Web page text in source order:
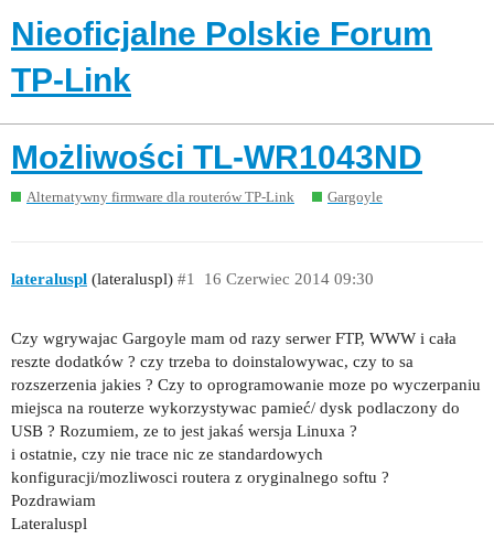
Nieoficjalne Polskie Forum
TP-Link
Możliwości TL-WR1043ND
Alternatywny firmware dla routerów TP-Link Gargoyle
lateraluspl (lateraluspl) 16 Czerwiec 2014 09:30
#1
Czy wgrywajac Gargoyle mam od razy serwer FTP, WWW i cała
reszte dodatków ? czy trzeba to doinstalowywac, czy to sa
rozszerzenia jakies ? Czy to oprogramowanie moze po wyczerpaniu
miejsca na routerze wykorzystywac pamieć/ dysk podlaczony do
USB ? Rozumiem, ze to jest jakaś wersja Linuxa ?
i ostatnie, czy nie trace nic ze standardowych
konfiguracji/mozliwosci routera z oryginalnego softu ?
Pozdrawiam
Lateraluspl